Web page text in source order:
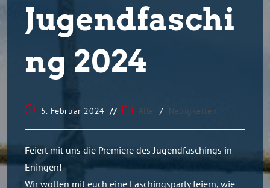
Jugendfaschi
ng 2024
5. Februar 2024 Alle / Neuigkeiten
Feiert mit uns die Premiere des Jugendfaschings in
Eningen!
Wir wollen mit euch eine Faschingsparty feiern, wie